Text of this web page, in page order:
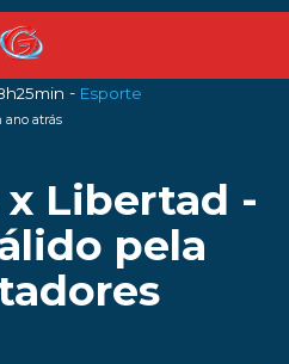
- Esporte
ano atrás
x Libertad -
pela